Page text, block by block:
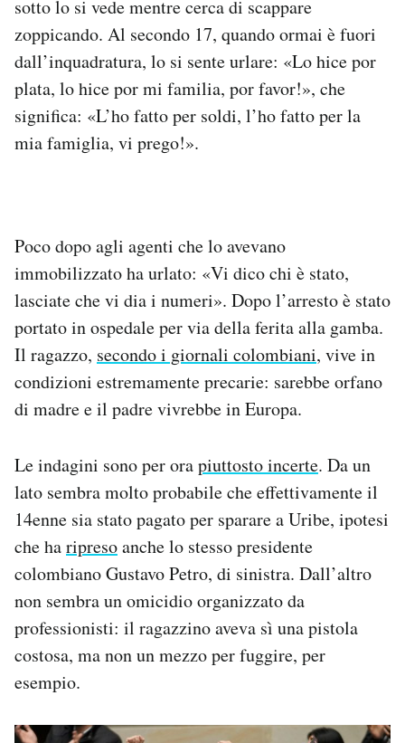
sotto lo si vede mentre cerca di scappare
zoppicando. Al secondo 17, quando ormai è fuori
dall’inquadratura, lo si sente urlare: «Lo hice por
plata, lo hice por mi familia, por favor!», che
significa: «L’ho fatto per soldi, l’ho fatto per la
mia famiglia, vi prego!».
Poco dopo agli agenti che lo avevano
immobilizzato ha urlato: «Vi dico chi è stato,
lasciate che vi dia i numeri». Dopo l’arresto è stato
portato in ospedale per via della ferita alla gamba.
Il ragazzo, secondo i giornali colombiani, vive in
condizioni estremamente precarie: sarebbe orfano
di madre e il padre vivrebbe in Europa.
Le indagini sono per orapiuttosto incerte. Da un
lato sembra molto probabile che effettivamente il
14enne sia stato pagato per sparare a Uribe, ipotesi
che haripresoanche lo stesso presidente
colombiano Gustavo Petro, di sinistra. Dall’altro
non sembra un omicidio organizzato da
professionisti: il ragazzino aveva sì una pistola
costosa, ma non un mezzo per fuggire, per
esempio.